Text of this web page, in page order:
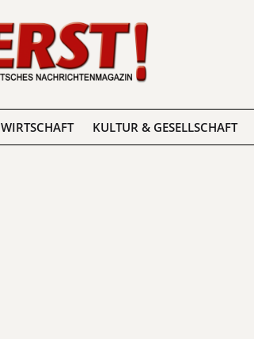
WIRTSCHAFT KULTUR & GESELLSCHAFT